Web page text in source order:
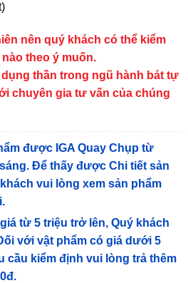
nên quý khách có thể kiểm
theo ý muốn.
thần trong ngũ hành bát tự
chuyên gia tư vấn của chúng
được IGA Quay Chụp từ
Để thấy được Chi tiết sản
vui lòng xem sản phẩm
từ 5 triệu trở lên, Quý khách
với vật phẩm có giá dưới 5
cầu kiểm định vui lòng trả thêm